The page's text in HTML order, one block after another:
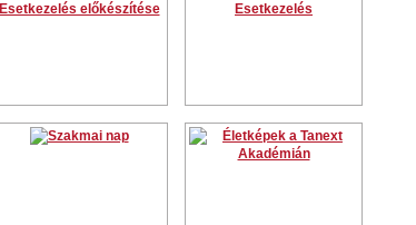
Esetkezelés előkészítése Esetkezelés